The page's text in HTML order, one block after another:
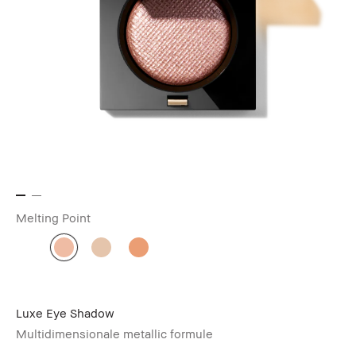
Melting Point
Luxe Eye Shadow
Multidimensionale metallic formule